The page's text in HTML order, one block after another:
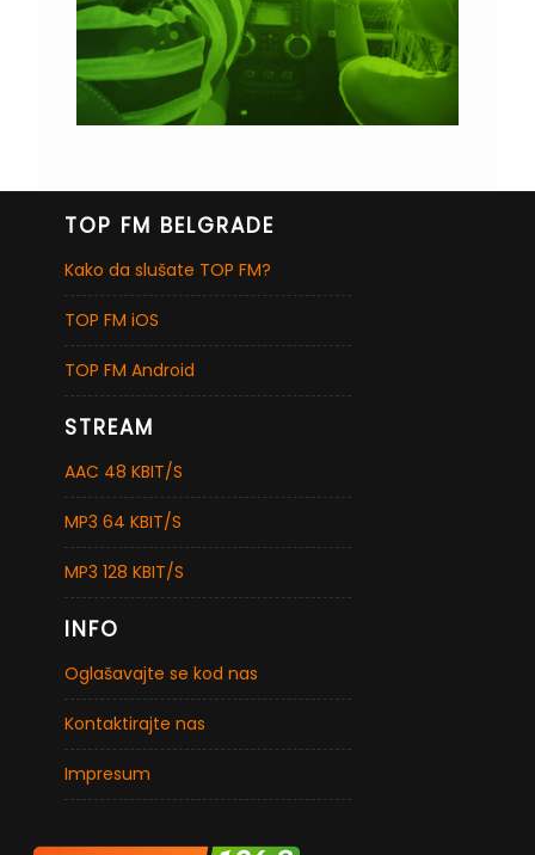
TOP FM BELGRADE
Kako da slušate TOP FM?
TOP FM iOS
TOP FM Android
STREAM
AAC 48 KBIT/S
MP3 64 KBIT/S
MP3 128 KBIT/S
INFO
Oglašavajte se kod nas
Kontaktirajte nas
Impresum